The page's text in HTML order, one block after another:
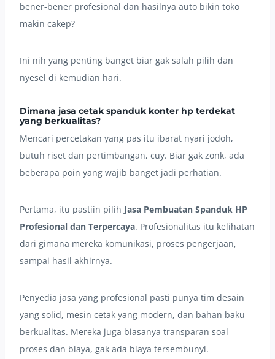
bener-bener profesional dan hasilnya auto bikin toko
makin cakep?
Ini nih yang penting banget biar gak salah pilih dan
nyesel di kemudian hari.
Dimana jasa cetak spanduk konter hp terdekat
yang berkualitas?
Mencari percetakan yang pas itu ibarat nyari jodoh,
butuh riset dan pertimbangan, cuy. Biar gak zonk, ada
beberapa poin yang wajib banget jadi perhatian.
Pertama, itu pastiin pilih Jasa Pembuatan Spanduk HP
Profesional dan Terpercaya. Profesionalitas itu kelihatan
dari gimana mereka komunikasi, proses pengerjaan,
sampai hasil akhirnya.
Penyedia jasa yang profesional pasti punya tim desain
yang solid, mesin cetak yang modern, dan bahan baku
berkualitas. Mereka juga biasanya transparan soal
proses dan biaya, gak ada biaya tersembunyi.